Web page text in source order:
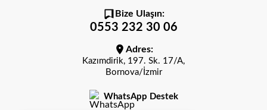
Bize Ulaşın:
0553 232 30 06
Adres:
Kazımdirik, 197. Sk. 17/A,
Bornova/İzmir
WhatsApp Destek